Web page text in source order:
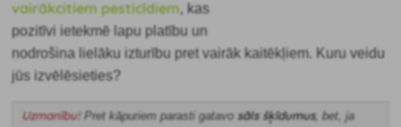
vairākcitiem pesticīdiem, kas
pozitīvi ietekmē lapu platību un
nodrošina lielāku izturību pret vairāk kaitēkļiem. Kuru veidu
jūs izvēlēsieties?
Uzmanību! Pret kāpuriem parasti gatavosāls šķīdumus, bet, ja